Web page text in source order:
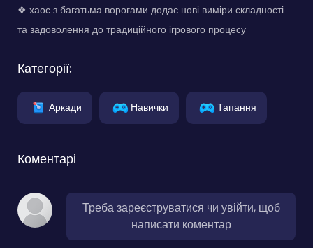
❖ хаос з багатьма ворогами додає нові виміри складності
та задоволення до традиційного ігрового процесу
Категорії:
Аркади Навички Тапання
Коментарі
Треба зареєструватися чи увійти, щоб
написати коментар